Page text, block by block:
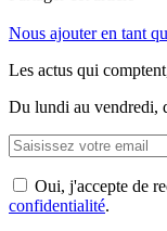
Nous ajouter en tant
Les actus qui
Du lundi au vendredi,
Oui, j'accepte de
confidentialité.